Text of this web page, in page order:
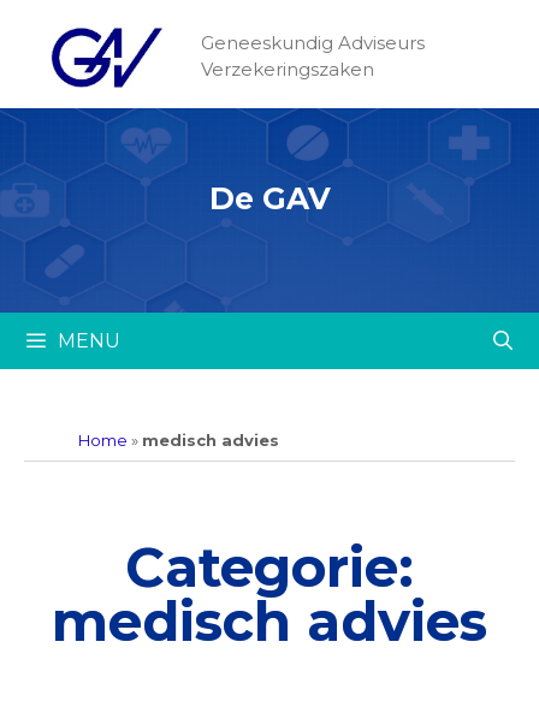
Geneeskundig Adviseurs
Verzekeringszaken
De GAV
MENU
Home » medisch advies
Categorie:
medisch advies